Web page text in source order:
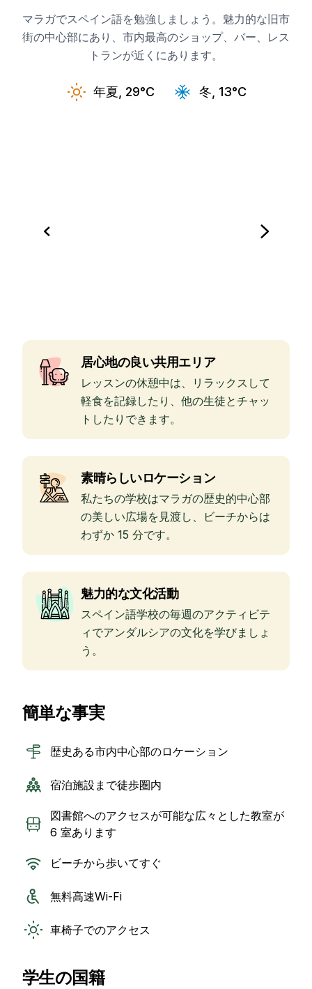
マラガでスペイン語を勉強しましょう。魅力的な旧市
街の中心部にあり、市内最高のショップ、バー、レス
トランが近くにあります。
年夏, 29°C 冬, 13°C
居心地の良い共用エリア
レッスンの休憩中は、リラックスして
軽食を記録したり、他の生徒とチャッ
トしたりできます。
素晴らしいロケーション
私たちの学校はマラガの歴史的中心部
の美しい広場を見渡し、ビーチからは
わずか 15 分です。
魅力的な文化活動
スペイン語学校の毎週のアクティビテ
ィでアンダルシアの文化を学びましょ
う。
簡単な事実
歴史ある市内中心部のロケーション
宿泊施設まで徒歩圏内
図書館へのアクセスが可能な広々とした教室が
6 室あります
ビーチから歩いてすぐ
無料高速Wi-Fi
車椅子でのアクセス
学生の国籍